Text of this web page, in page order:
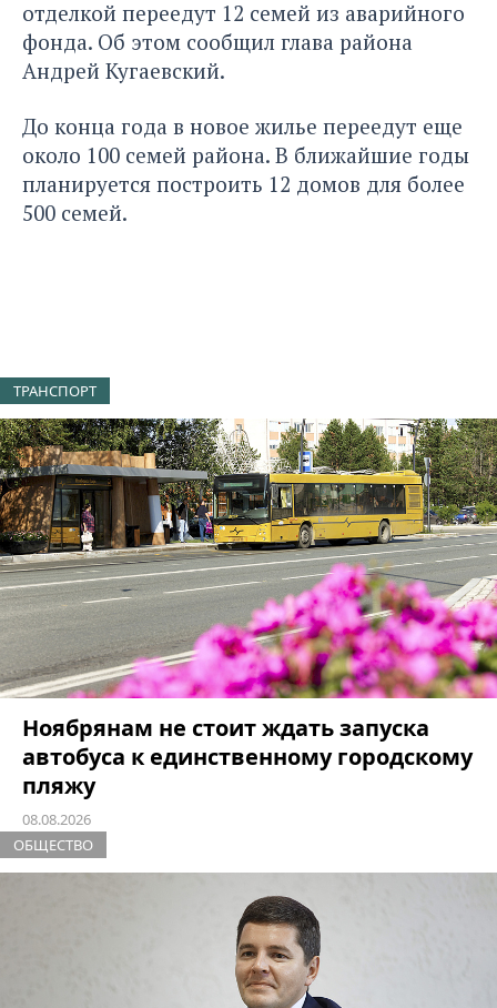
отделкой переедут 12 семей из аварийного
фонда. Об этом сообщил глава района
Андрей Кугаевский.
До конца года в новое жилье переедут еще
около 100 семей района. В ближайшие годы
планируется построить 12 домов для более
500 семей.
ТРАНСПОРТ
Ноябрянам не стоит ждать запуска
автобуса к единственному городскому
пляжу
08.08.2026
ОБЩЕСТВО